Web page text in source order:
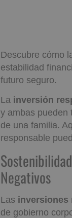
Descubre cómo
estabilidad
futuro seguro.
La inversión
y ambas pueden
de una familia.
responsable
de
Las inversiones
de gobierno